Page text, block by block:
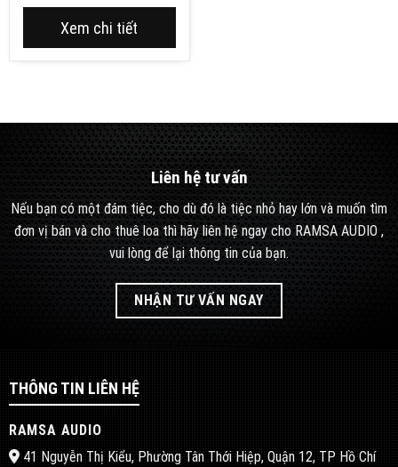
Xem chi tiết
Liên hệ tư vấn
Nếu bạn có một đám tiệc, cho dù đó là tiệc nhỏ hay lớn và muốn tìm
đơn vị bán và cho thuê loa thì hãy liên hệ ngay cho RAMSA AUDIO ,
vui lòng để lại thông tin của bạn.
NHẬN TƯ VẤN NGAY
THÔNG TIN LIÊN HỆ
RAMSA AUDIO
41 Nguyễn Thị Kiểu, Phường Tân Thới Hiệp, Quận 12, TP Hồ Chí